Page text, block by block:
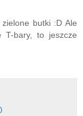
butki :D Ale
bary, to jeszcze